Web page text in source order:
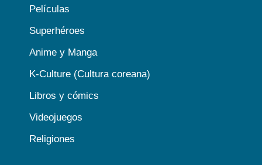
Películas
Superhéroes
Anime y Manga
K-Culture (Cultura coreana)
Libros y cómics
Videojuegos
Religiones